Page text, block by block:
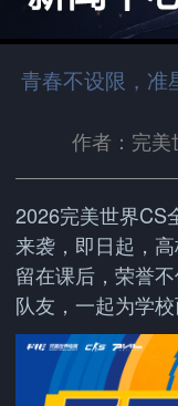
青春不设限，准
作者：完美
2026完美世界CS
来袭，即日起，
留在课后，荣誉
队友，一起为学校